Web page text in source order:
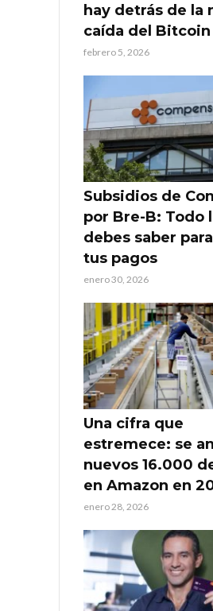
hay detrás de la
caída del Bitcoin
febrero 5, 2026
Subsidios de
por Bre-B: Todo
debes saber
tus pagos
enero 30, 2026
Una cifra que
estremece: se
nuevos 16.000
en Amazon en
enero 28, 2026